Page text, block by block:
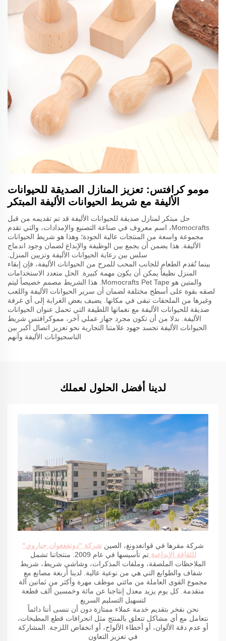
مومو كرافتس: تعزيز المنازل الصديقة للحيوانات
الأليفة مع شريط الحيوانات الأليفة المبتكر
حل مبتكر لمنازل صديقة للحيوانات الأليفة قد تم تقديمه من قبل
Momocrafts، اسم معروف في صناعة التصنيع والإمدادات، والتي تقدم
مجموعة واسعة من المنتجات عالية الجودة؛ وهذا هو شريط الحيوانات
الأليفة. هذا يضمن أن يجمع بين الوظيفة والإبداع لضمان وجود اندماج
سلس بين رعاية الحيوانات الأليفة وتزيين المنزل.
بينما تُقدم الطعام للجانب المحب للمرح من الحيوانات الأليفة، فإن إبقاء
المنزل نظيفاً يمكن أن يكون مهمة كبيرة. الحل متعدد الاستخدامات
والمتين هو Momocrafts Pet Tape. هذا الشريط مصمم خصيصاً ليتم
لصقه بقوة على أسطح مختلفة لضمان أن سرير الحيوانات الأليفة واللعب
وغيرها من الملحقات تبقى في مكانها. يضيف بعض الغرابة إلى أي غرفة
صديقة للحيوانات الأليفة مع نغماتها اللطيفة التي تحمل عنوان الحيوانات
الأليفة. بدلا من أن تكون مجرد جهاز عملي آخر، مموكرافتس شريط
الحيوانات الأليفة تجسد جهود علامتنا التجارية نحو تعزيز اتصال أكبر بين
الناسحيوانات الأليفة وأنهم
لدينا أفضل الحلول لعملك
شركة مقرها في قوانغدونغ، الصين شركة "دونغغغوان جياروي"
للثقافة الإبداعية
تم تأسيسها في عام 2009. منتجاتنا تشمل
الملاحظات الملصقة، وملفات المذكرات، وشاشي شريط، شريط
شفاف والطوابع التي هي من نوعية عالية. لدينا أربعة مصانع مع
مجموع القوى العاملة من مائتي موظف مهرة وأكثر من ثمانين آلة
متقدمة. كل يوم يزيد معدل إنتاجنا عن مائة وخمسين ألف قطعة
لتسهيل التسليم السريع
نحن نفخر بتقديم خدمة عملاء ممتازة دون أن ننسى أننا دائماً
نتعامل مع أي مشاكل تتعلق بالمنتج مثل انحرافات قطع المطبخات،
أو عدم دقة الألوان، أو أخطاء الألواح، أو انخفاض اللزجة. المشاركة
في تعزيز التعاون